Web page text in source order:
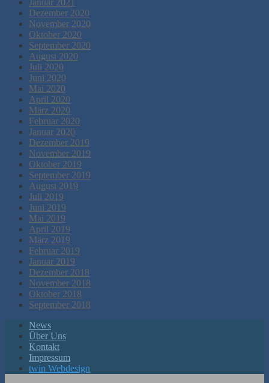
Januar 2021
Dezember 2020
November 2020
Oktober 2020
September 2020
August 2020
Juli 2020
Juni 2020
Mai 2020
April 2020
März 2020
Februar 2020
Januar 2020
Dezember 2019
November 2019
Oktober 2019
September 2019
August 2019
Juli 2019
Juni 2019
Mai 2019
April 2019
März 2019
Februar 2019
Januar 2019
Dezember 2018
November 2018
Oktober 2018
September 2018
News
Über Uns
Kontakt
Impressum
twin Webdesign